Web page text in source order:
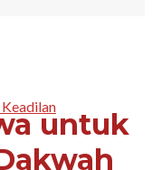
untuk